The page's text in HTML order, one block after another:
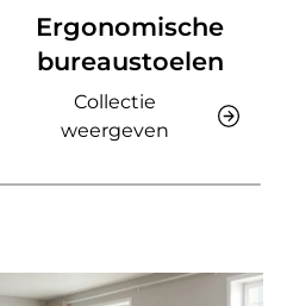
Ergonomische
bureaustoelen
Collectie
weergeven